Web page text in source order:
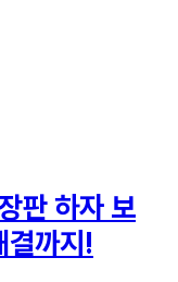
판 하자 보
결까지!